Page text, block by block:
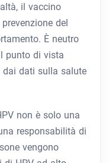
il vaccino
del
È neutro
punto di vista
dai dati sulla salute
non è solo una
responsabilità di
vengono